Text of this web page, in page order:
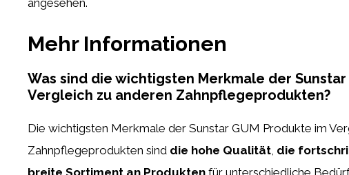
angesehen.
Mehr Informationen
Was sind die wichtigsten Merkmale der Sunstar
Vergleich zu anderen Zahnpflegeprodukten?
Die wichtigsten Merkmale der Sunstar GUM Produkte im
Zahnpflegeprodukten sind die hohe Qualität die
breite Sortiment an Produkten für unterschiedliche